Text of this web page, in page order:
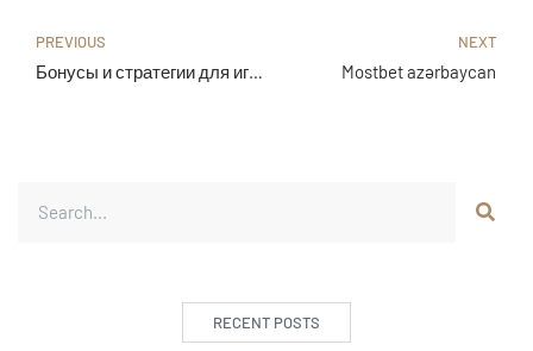
PREVIOUS
Бонусы и стратегии для игры в Вавада Казино
NEXT
Mostbet azərbaycan
RECENT POSTS